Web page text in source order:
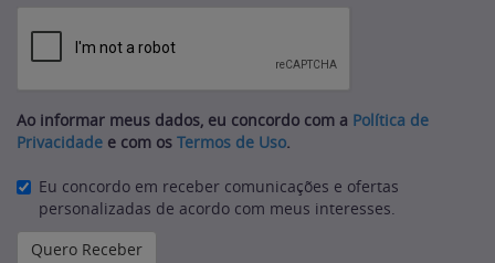
Ao informar meus dados, eu concordo com a Política de
Privacidade e com os Termos de Uso.
Eu concordo em receber comunicações e ofertas
personalizadas de acordo com meus interesses.